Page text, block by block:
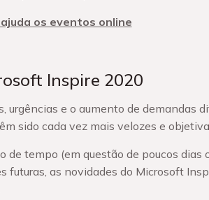
os eventos online
Inspire 2020
urgências e o aumento de demandas
sido cada vez mais velozes e
tempo (em questão de poucos dias
futuras, as novidades do Microsoft